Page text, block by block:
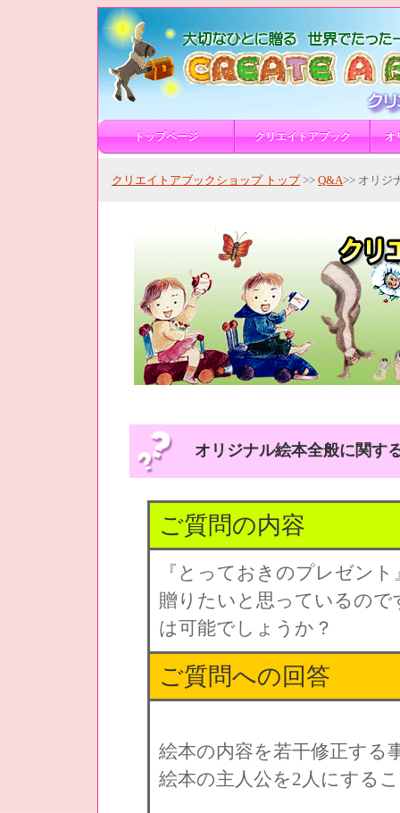
トップページ クリエイトアブック オ
クリエイトアブックショップ トップ>> Q&A>> オリジ
オリジナル絵本全般に関す
ご質問の内容
『とっておきのプレゼン
贈りたいと思っているの
は可能でしょうか？
ご質問への回答
絵本の内容を若干修正する
絵本の主人公を2人にする